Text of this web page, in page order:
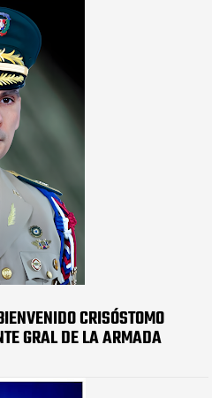
CRISÓSTOMO
GRAL DE LA ARMADA